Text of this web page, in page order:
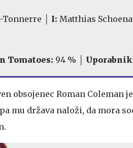
Tonnerre │ I: Matthias
Tomatoes: 94 % │
obsojenec Roman Coleman
mu država naloži, da mora